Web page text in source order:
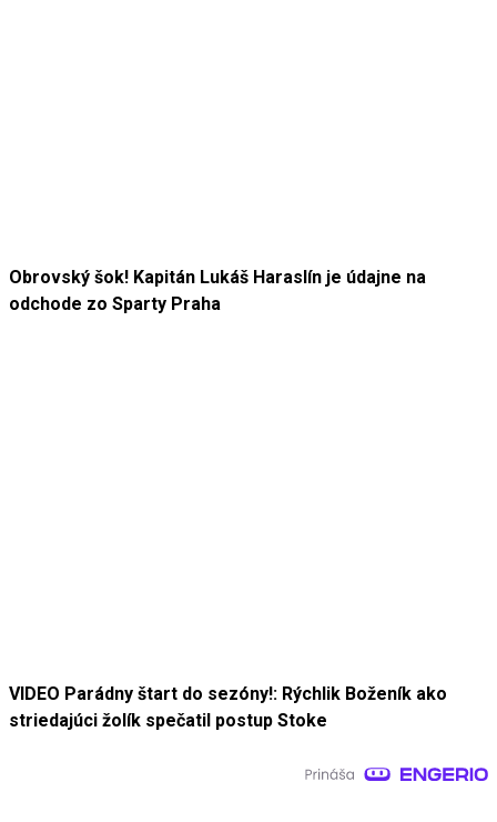
Obrovský šok! Kapitán Lukáš Haraslín je údajne na
odchode zo Sparty Praha
VIDEO Parádny štart do sezóny!: Rýchlik Boženík ako
striedajúci žolík spečatil postup Stoke